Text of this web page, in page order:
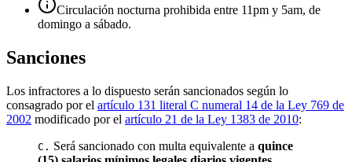
Circulación nocturna prohibida entre 11pm y 5am, de
domingo a sábado.
Sanciones
Los infractores a lo dispuesto serán sancionados según lo
consagrado por el artículo 131 literal C numeral 14 de la Ley 769 de
2002 modificado por el artículo 21 de la Ley 1383 de 2010:
C. Será sancionado con multa equivalente a quince